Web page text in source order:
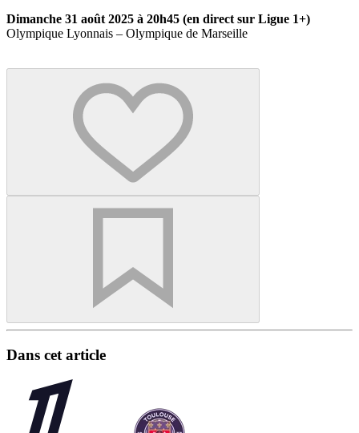
Dimanche 31 août 2025 à 20h45 (en direct sur Ligue 1+)
Olympique Lyonnais – Olympique de Marseille
Dans cet article